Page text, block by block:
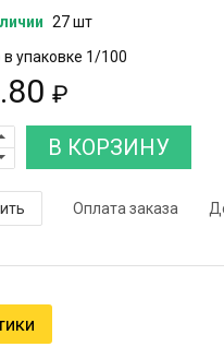
27 шт
в упаковке 1/100
₽
В КОРЗИНУ
Оплата заказа